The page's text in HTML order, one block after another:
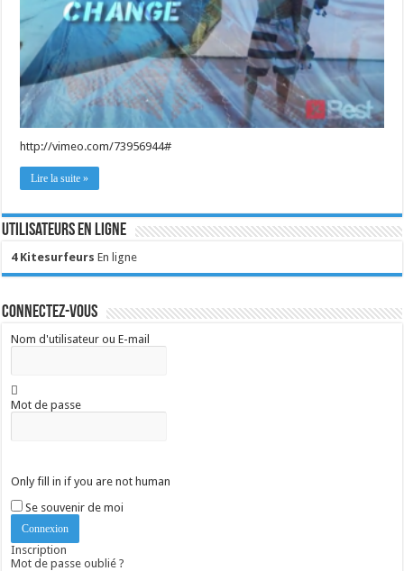
http://vimeo.com/73956944#
Lire la suite »
Utilisateurs en ligne
4 Kitesurfeurs En ligne
Connectez-vous
Nom d'utilisateur ou E-mail
Mot de passe
Only fill in if you are not human
Se souvenir de moi
Inscription
Mot de passe oublié ?